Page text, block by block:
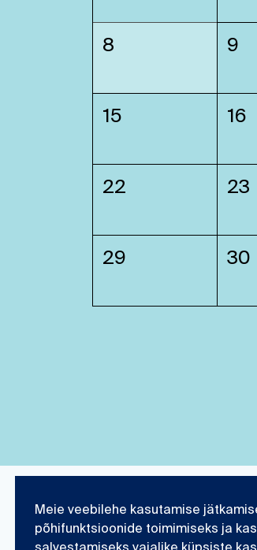
8 9
15 16
22 23
29 30
Eesti Meremuuseum
Meie veebilehe kasutamise
põhifunktsioonide toimimiseks ja